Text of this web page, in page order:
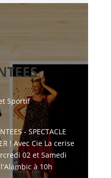
Sportif
- SPECTACLE
! Avec Cie La cerise
02 et Samedi
à 10h